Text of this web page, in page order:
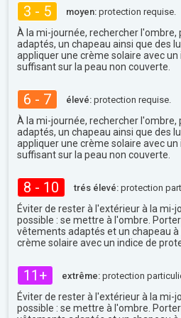
3 - 5 moyen: protection requise.
À la mi-journée, rechercher
adaptés, un chapeau ainsi que des
appliquer une crème solaire avec
suffisant sur la peau non couverte.
6 - 7 élevé: protection requise.
À la mi-journée, rechercher
adaptés, un chapeau ainsi que des
appliquer une crème solaire avec
suffisant sur la peau non couverte.
8 - 10 trés élevé: protection
Éviter de rester à l'extérieur à la mi-
possible : se mettre à l'ombre.
vêtements adaptés et un chapeau
crème solaire avec un indice de
11+ extrême: protection
Éviter de rester à l'extérieur à la mi-
possible : se mettre à l'ombre.